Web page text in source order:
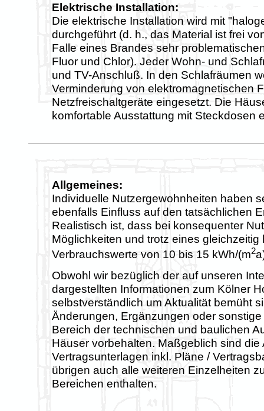
Elektrische Installation:
Die elektrische Installation wird mit
durchgeführt (d. h., das Material ist frei
Falle eines Brandes sehr
Fluor und Chlor). Jeder Wohn- und
und TV-Anschluß. In den Schlafräumen
Verminderung von elektromagnetischen
Netzfreischaltgeräte eingesetzt. Die
komfortable Ausstattung mit Steckdosen
Allgemeines:
Individuelle Nutzergewohnheiten haben
ebenfalls Einfluss auf den tatsächlichen
Realistisch ist, dass bei konsequenter
Möglichkeiten und trotz eines
Verbrauchswerte von 10 bis 15 kWh/(m2
Obwohl wir bezüglich der auf unseren
dargestellten Informationen zum Kölner
selbstverständlich um Aktualität bemüht
Änderungen, Ergänzungen oder
Bereich der technischen und baulichen
Häuser vorbehalten. Maßgeblich sind die
Vertragsunterlagen inkl. Pläne /
übrigen auch alle weiteren Einzelheiten
Bereichen enthalten.